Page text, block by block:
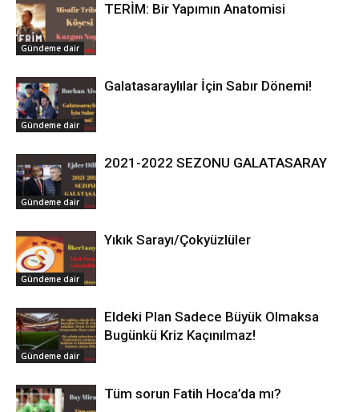
Gündeme dair
TERİM: Bir Yapımın Anatomisi
Gündeme dair
Galatasaraylılar İçin Sabır Dönemi!
Gündeme dair
2021-2022 SEZONU GALATASARAY
Gündeme dair
Yıkık Sarayı/Çokyüzlüler
Gündeme dair
Eldeki Plan Sadece Büyük Olmaksa
Bugünkü Kriz Kaçınılmaz!
Tüm sorun Fatih Hoca’da mı?